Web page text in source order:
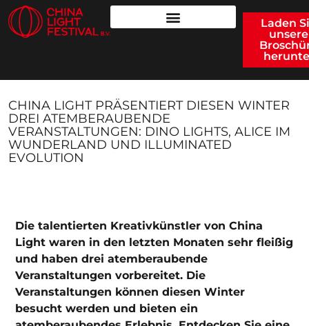
Laden
unsere
CHINA LIGHT PRÄSENTIERT DIESEN WINTER
DREI ATEMBERAUBENDE
VERANSTALTUNGEN: DINO LIGHTS, ALICE IM
WUNDERLAND UND ILLUMINATED
EVOLUTION
Die talentierten Kreativkünstler von China
Light waren in den letzten Monaten sehr fleißig
und haben drei atemberaubende
Veranstaltungen vorbereitet. Die
Veranstaltungen können diesen Winter
besucht werden und bieten ein